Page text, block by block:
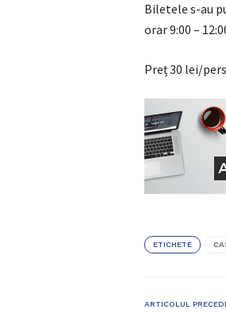
Biletele s-au
orar 9:00 –
Preț 30 lei/
ETICHETE
ARTICOLUL